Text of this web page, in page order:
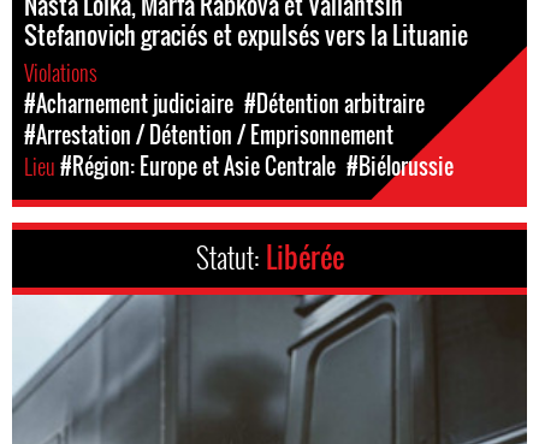
Stefanovich graciés et expulsés vers la Lituanie
Violations
#Acharnement judiciaire #Détention arbitraire
#Arrestation / Détention / Emprisonnement
Lieu#Région: Europe et Asie Centrale #Biélorussie
Statut: Libérée